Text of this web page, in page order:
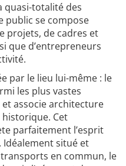
quasi-totalité des
public se compose
projets, de cadres et
que d’entrepreneurs
par le lieu lui-même : le
les plus vastes
et associe architecture
Cet
parfaitement l’esprit
Idéalement situé et
en commun, le